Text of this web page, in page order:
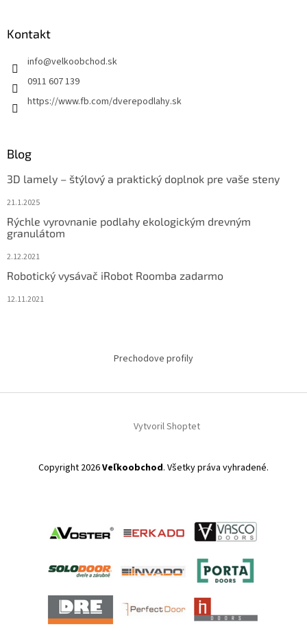
Kontakt
info@velkoobchod.sk
0911 607 139
https://www.fb.com/dverepodlahy.sk
Blog
3D lamely – štýlový a praktický doplnok pre vaše steny
21.1.2025
Rýchle vyrovnanie podlahy ekologickým drevným
granulátom
2.12.2021
Robotický vysávač iRobot Roomba zadarmo
12.11.2021
Prechodove profily
Vytvoril Shoptet
Copyright 2026Veľkoobchod. Všetky práva vyhradené.